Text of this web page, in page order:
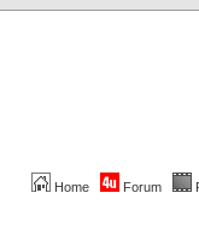
Home Forum